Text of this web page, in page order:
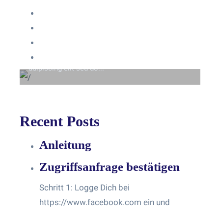
Beyond the tree line
adipiscing elit sed do...
Recent Posts
Anleitung
Zugriffsanfrage bestätigen
Schritt 1: Logge Dich bei
https://www.facebook.com ein und